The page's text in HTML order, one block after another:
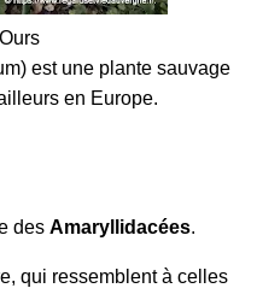
est une plante sauvage
en Europe.
des Amaryllidacées.
qui ressemblent à celles